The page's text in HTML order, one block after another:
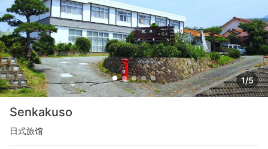
1/5
Senkakuso
日式旅馆